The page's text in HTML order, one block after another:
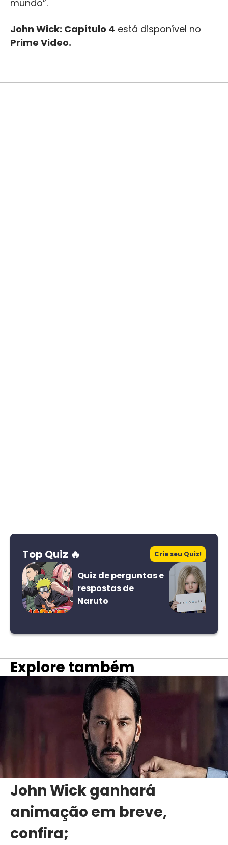
mundo”.
John Wick: Capítulo 4 está disponível no
Prime Video.
Top Quiz 🔥 Crie seu Quiz!
Quiz de perguntas e
respostas de
Naruto
Explore também
John Wick ganhará
animação em breve,
confira;